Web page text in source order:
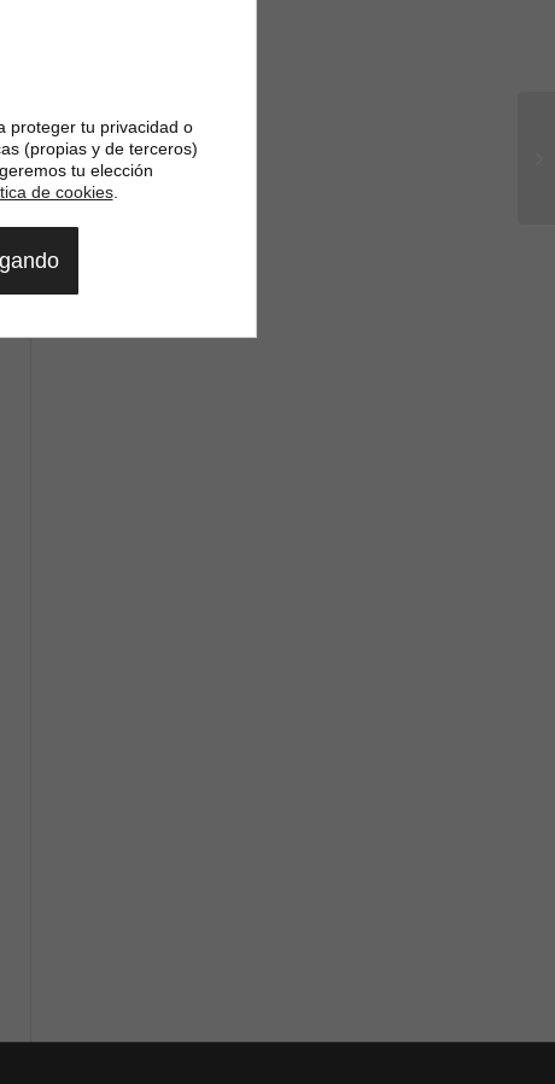
proteger tu privacidad o
(propias y de terceros)
tu elección
de cookies.